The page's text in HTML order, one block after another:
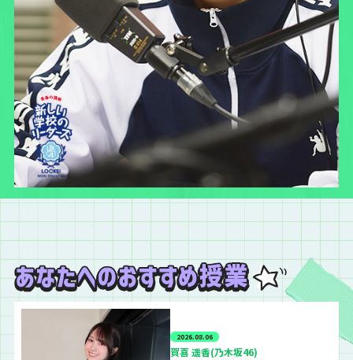
2026.08.06
賀喜 遥香(乃木坂46)